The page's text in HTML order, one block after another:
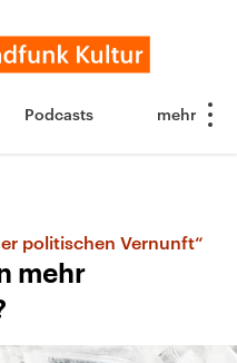
Podcasts
politischen Vernunft“
mehr